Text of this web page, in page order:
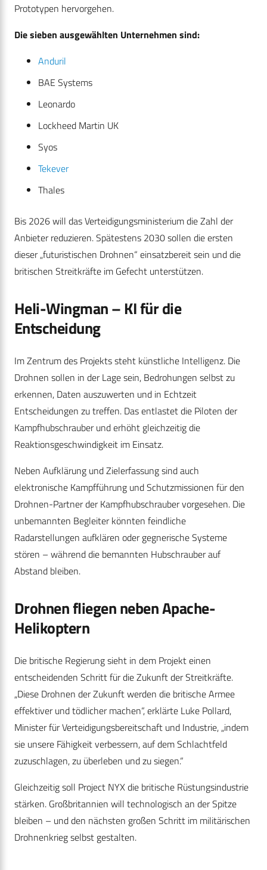
Prototypen hervorgehen.
Die sieben ausgewählten Unternehmen sind:
Anduril
BAE Systems
Leonardo
Lockheed Martin UK
Syos
Tekever
Thales
Bis 2026 will das Verteidigungsministerium die Zahl der
Anbieter reduzieren. Spätestens 2030 sollen die ersten
dieser „futuristischen Drohnen“ einsatzbereit sein und die
britischen Streitkräfte im Gefecht unterstützen.
Heli-Wingman – KI für die
Entscheidung
Im Zentrum des Projekts steht künstliche Intelligenz. Die
Drohnen sollen in der Lage sein, Bedrohungen selbst zu
erkennen, Daten auszuwerten und in Echtzeit
Entscheidungen zu treffen. Das entlastet die Piloten der
Kampfhubschrauber und erhöht gleichzeitig die
Reaktionsgeschwindigkeit im Einsatz.
Neben Aufklärung und Zielerfassung sind auch
elektronische Kampfführung und Schutzmissionen für den
Drohnen-Partner der Kampfhubschrauber vorgesehen. Die
unbemannten Begleiter könnten feindliche
Radarstellungen aufklären oder gegnerische Systeme
stören – während die bemannten Hubschrauber auf
Abstand bleiben.
Drohnen fliegen neben Apache-
Helikoptern
Die britische Regierung sieht in dem Projekt einen
entscheidenden Schritt für die Zukunft der Streitkräfte.
„Diese Drohnen der Zukunft werden die britische Armee
effektiver und tödlicher machen“, erklärte Luke Pollard,
Minister für Verteidigungsbereitschaft und Industrie, „indem
sie unsere Fähigkeit verbessern, auf dem Schlachtfeld
zuzuschlagen, zu überleben und zu siegen.“
Gleichzeitig soll Project NYX die britische Rüstungsindustrie
stärken. Großbritannien will technologisch an der Spitze
bleiben – und den nächsten großen Schritt im militärischen
Drohnenkrieg selbst gestalten.